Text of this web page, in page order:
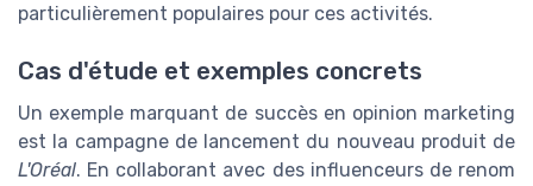
particulièrement populaires pour ces activités.
Cas d'étude et exemples concrets
Un exemple marquant de succès en opinion marketing
est la campagne de lancement du nouveau produit de
L'Oréal. En collaborant avec des influenceurs de renom